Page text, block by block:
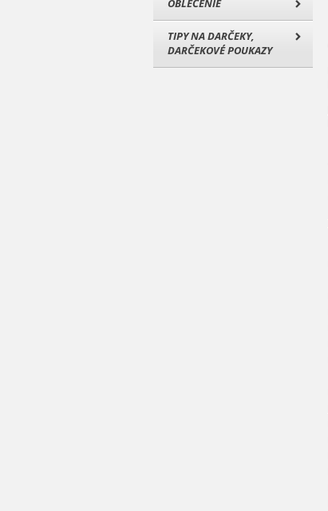
OBLEČENIE
TIPY NA DARČEKY,
DARČEKOVÉ POUKAZY